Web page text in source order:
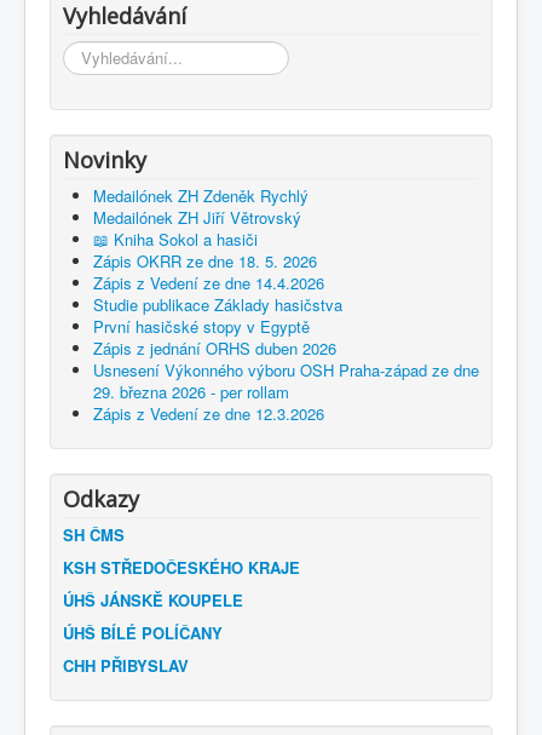
Vyhledávání
Vyhledávání...
Novinky
Medailónek ZH Zdeněk Rychlý
Medailónek ZH Jiří Větrovský
📖 Kniha Sokol a hasiči
Zápis OKRR ze dne 18. 5. 2026
Zápis z Vedení ze dne 14.4.2026
Studie publikace Základy hasičstva
První hasičské stopy v Egyptě
Zápis z jednání ORHS duben 2026
Usnesení Výkonného výboru OSH Praha-západ ze dne
29. března 2026 - per rollam
Zápis z Vedení ze dne 12.3.2026
Odkazy
SH ČMS
KSH STŘEDOČESKÉHO KRAJE
ÚHŠ JÁNSKĚ KOUPELE
ÚHŠ BÍLÉ POLÍČANY
CHH PŘIBYSLAV